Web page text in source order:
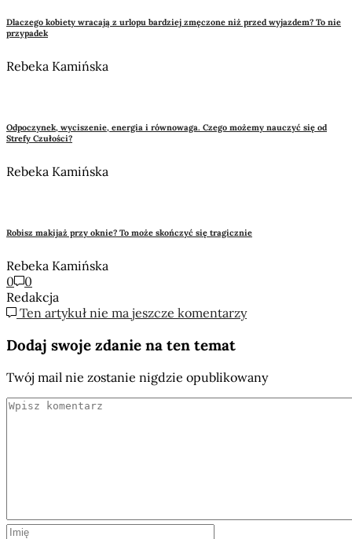
Dlaczego kobiety wracają z urlopu bardziej zmęczone niż przed wyjazdem? To nie
przypadek
Rebeka Kamińska
Odpoczynek, wyciszenie, energia i równowaga. Czego możemy nauczyć się od
Strefy Czułości?
Rebeka Kamińska
Robisz makijaż przy oknie? To może skończyć się tragicznie
Rebeka Kamińska
0
0
Redakcja
Ten artykuł nie ma jeszcze komentarzy
Dodaj swoje zdanie na ten temat
Twój mail nie zostanie nigdzie opublikowany